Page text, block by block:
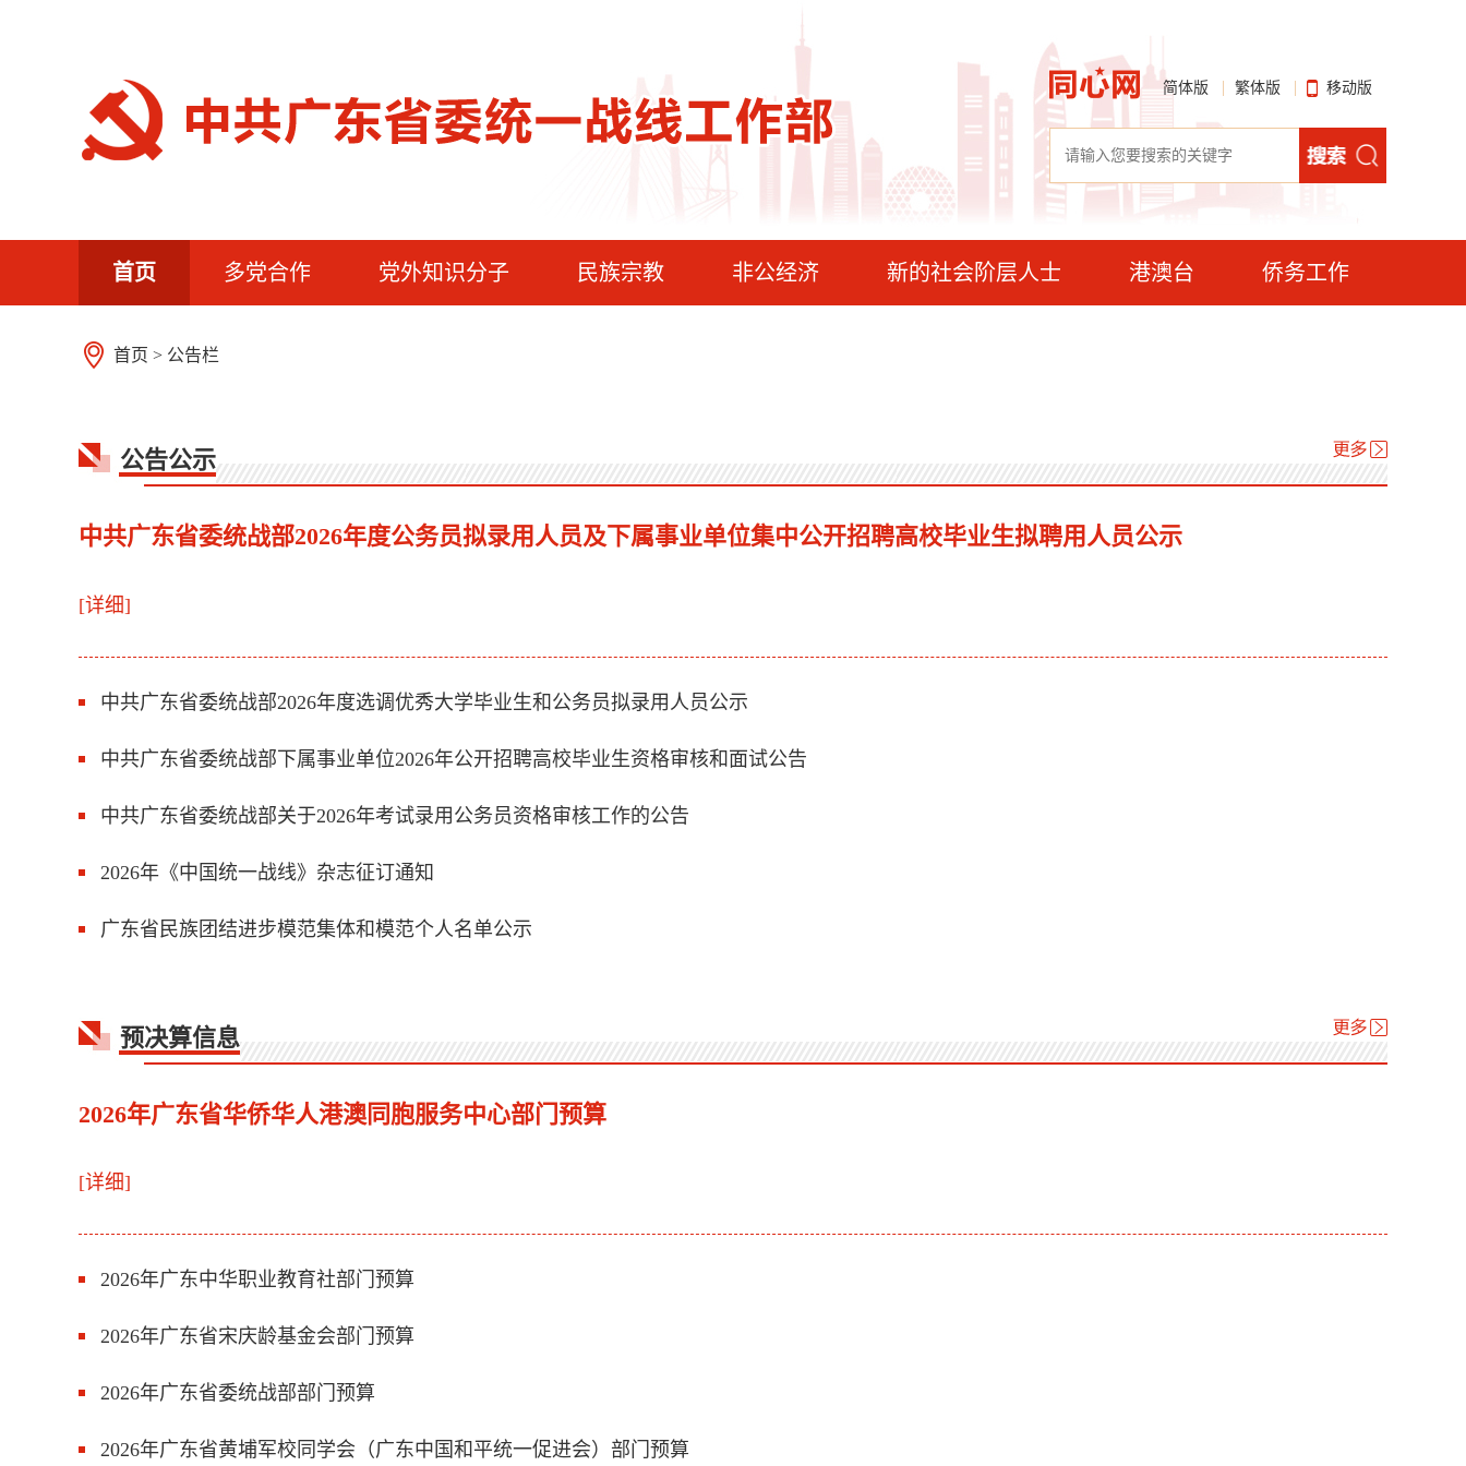
简体版 繁体版 移动版
首页 多党合作 党外知识分子 民族宗教 非公经济 新的社会阶层人士 港澳台 侨务工作
首页 > 公告栏
公告公示
中共广东省委统战部2026年度公务员拟录用人员及下属事业单位集中公开招聘高校毕业生拟聘用人员公示
[详细]
中共广东省委统战部2026年度选调优秀大学毕业生和公务员拟录用人员公示
中共广东省委统战部下属事业单位2026年公开招聘高校毕业生资格审核和面试公告
中共广东省委统战部关于2026年考试录用公务员资格审核工作的公告
2026年《中国统一战线》杂志征订通知
广东省民族团结进步模范集体和模范个人名单公示
预决算信息
2026年广东省华侨华人港澳同胞服务中心部门预算
[详细]
2026年广东中华职业教育社部门预算
2026年广东省宋庆龄基金会部门预算
2026年广东省委统战部部门预算
2026年广东省黄埔军校同学会（广东中国和平统一促进会）部门预算